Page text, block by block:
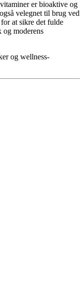
er bioaktive og
velegnet til brug ved
at sikre det fulde
moderens
og wellness-